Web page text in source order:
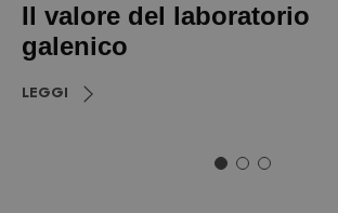
Il valore del laboratorio
galenico
LEGGI